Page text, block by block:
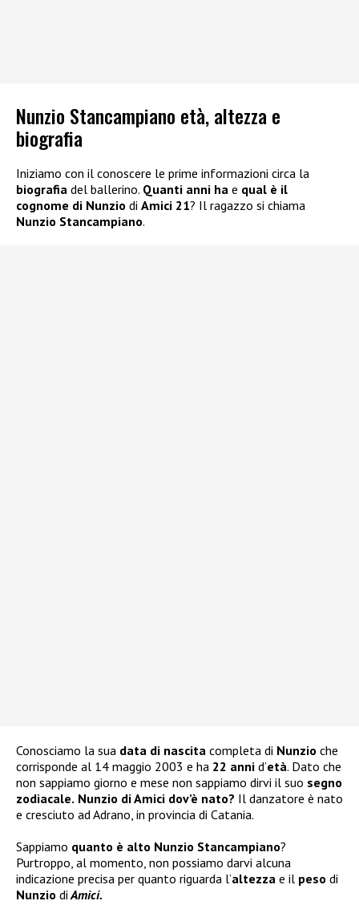
Nunzio Stancampiano età, altezza e
biografia
Iniziamo con il conoscere le prime informazioni circa la
biografia del ballerino. Quanti anni ha e qual è il
cognome di Nunzio di Amici 21? Il ragazzo si chiama
Nunzio Stancampiano.
Conosciamo la sua data di nascita completa di Nunzio che
corrisponde al 14 maggio 2003 e ha 22 anni d’età. Dato che
non sappiamo giorno e mese non sappiamo dirvi il suo segno
zodiacale. Nunzio di Amici dov’è nato? Il danzatore è nato
e cresciuto ad Adrano, in provincia di Catania.
Sappiamo quanto è alto Nunzio Stancampiano?
Purtroppo, al momento, non possiamo darvi alcuna
indicazione precisa per quanto riguarda l’altezza e il peso di
Nunzio diAmici.